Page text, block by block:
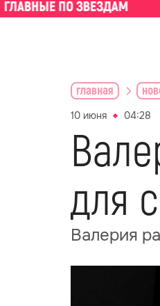
главная
10 июня 04:28
для
Валерия